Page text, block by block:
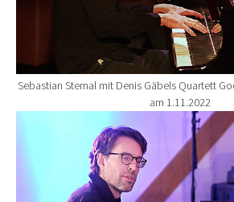
Sebastian Sternal mit Denis Gäbels Quartett
am 1.11.2022
Show larger version for: